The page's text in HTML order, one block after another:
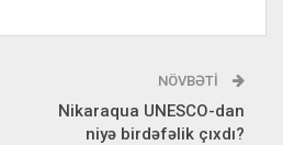
NÖVBƏTI
Nikaraqua UNESCO-dan
niyə birdəfəlik çıxdı?